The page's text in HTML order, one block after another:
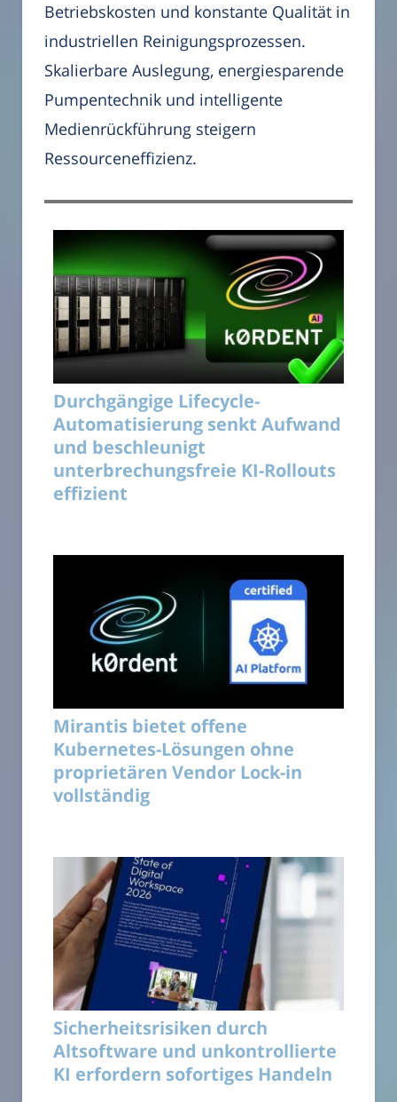
Betriebskosten und konstante Qualität in
industriellen Reinigungsprozessen.
Skalierbare Auslegung, energiesparende
Pumpentechnik und intelligente
Medienrückführung steigern
Ressourceneffizienz.
Durchgängige Lifecycle-
Automatisierung senkt Aufwand
und beschleunigt
unterbrechungsfreie KI-Rollouts
effizient
Mirantis bietet offene
Kubernetes-Lösungen ohne
proprietären Vendor Lock-in
vollständig
Sicherheitsrisiken durch
Altsoftware und unkontrollierte
KI erfordern sofortiges Handeln